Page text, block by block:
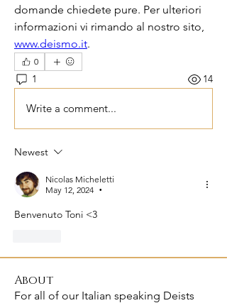
domande chiedete pure. Per ulteriori
www.deismo.it.
0
1 14
Write a comment...
Newest
Nicolas Micheletti
May 12, 2024
•
Benvenuto Toni <3
About
For all of our Italian speaking Deists